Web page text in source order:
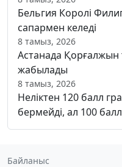
Бельгия Королі
сапармен келеді
8 тамыз, 2026
Астанада Қорғалжын
жабылады
8 тамыз, 2026
Неліктен 120 балл
бермейді, ал 100
Байланыс